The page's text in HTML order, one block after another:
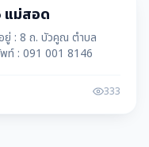
แม่สอด
ยู่ : 8 ถ. บัวคูณ ตำบล
ท์ : 091 001 8146
333